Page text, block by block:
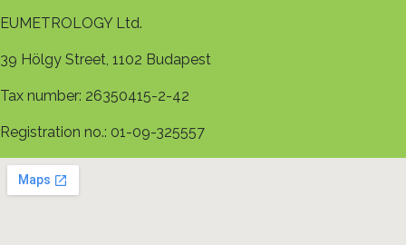
EUMETROLOGY Ltd.
39 Hölgy Street, 1102 Budapest
Tax number: 26350415-2-42
Registration no.: 01-09-325557